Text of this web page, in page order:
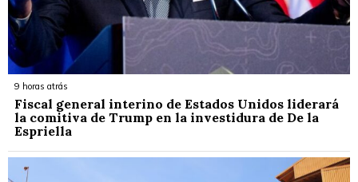
9 horas atrás
Fiscal general interino de Estados Unidos liderará
la comitiva de Trump en la investidura de De la
Espriella